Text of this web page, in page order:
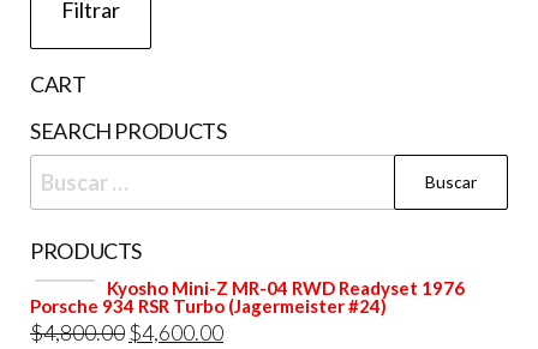
Filtrar
CART
SEARCH PRODUCTS
Buscar:
PRODUCTS
Kyosho Mini-Z MR-04 RWD Readyset 1976
Porsche 934 RSR Turbo (Jagermeister #24)
$4,800.00 El
$4,600.00El